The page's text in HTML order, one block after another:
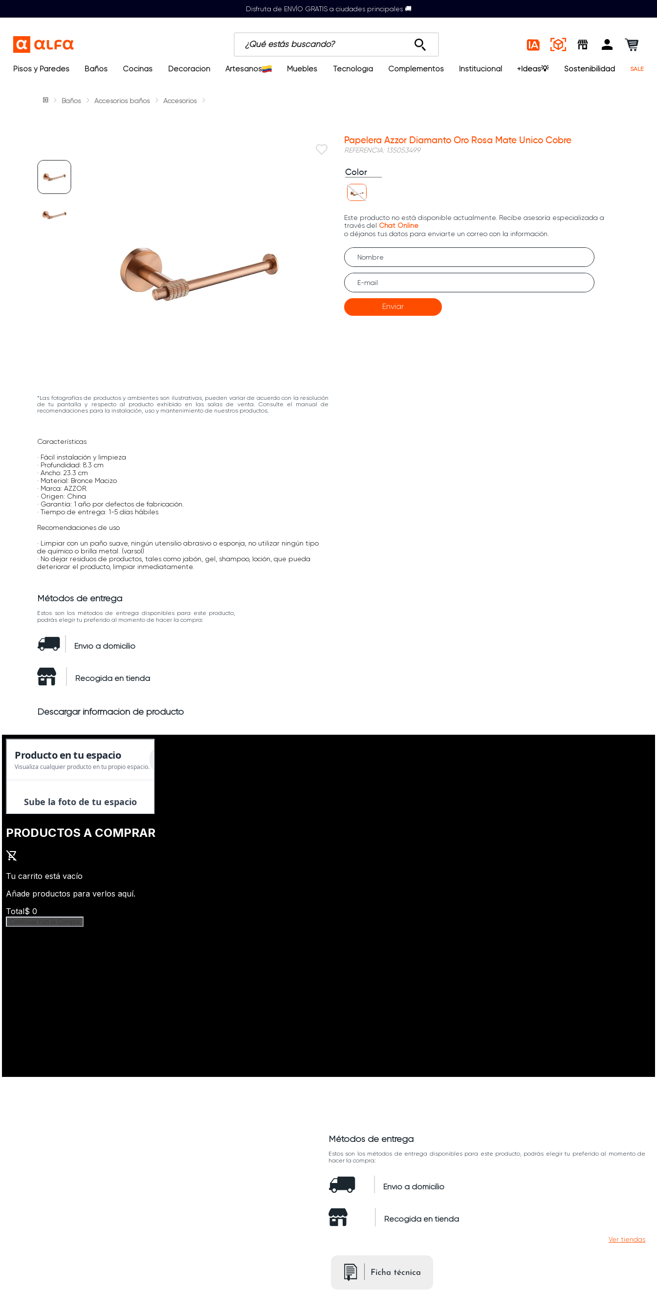
Disfruta de ENVÍO GRATIS a ciudades principales 🚚
¿Qué estás buscando?
Términos más buscados
2. sanitario
Pisos y Paredes Baños Cocinas Decoración Artesanos Muebles Tecnología Complementos Institucional +Ideas💡 Sostenibilidad SALE
Baños Accesorios baños Accesorios
*Las fotografías de productos y ambientes son ilustrativas, pueden variar de acuerdo con la resolución
de tu pantalla y respecto al producto exhibido en las salas de venta. Consulte el manual de
recomendaciones para la instalación, uso y mantenimiento de nuestros productos.
Características
· Fácil instalación y limpieza
· Profundidad: 8.3 cm
· Ancho: 23.3 cm
· Material: Bronce Macizo
· Marca: AZZOR.
· Origen: China
· Garantía: 1 año por defectos de fabricación.
· Tiempo de entrega: 1-5 días hábiles
Recomendaciones de uso
· Limpiar con un paño suave, ningún utensilio abrasivo o esponja, no utilizar ningún tipo
de químico o brilla metal. (varsol)
· No dejar residuos de productos, tales como jabón, gel, shampoo, loción, que pueda
deteriorar el producto, limpiar inmediatamente.
Papelera Azzor Diamanto Oro Rosa Mate Unico Cobre
REFERENCIA: 135053499
Color
Enviar
Métodos de entrega
Estos son los métodos de entrega disponibles para este producto,
podrás elegir tu preferido al momento de hacer la compra:
Envío a domicilio
Recogida en tienda
Descargar información de producto
Métodos de entrega
Estos son los métodos de entrega disponibles para este producto, podrás elegir tu preferido al momento de
hacer la compra:
Envío a domicilio
Recogida en tienda
Ver tiendas